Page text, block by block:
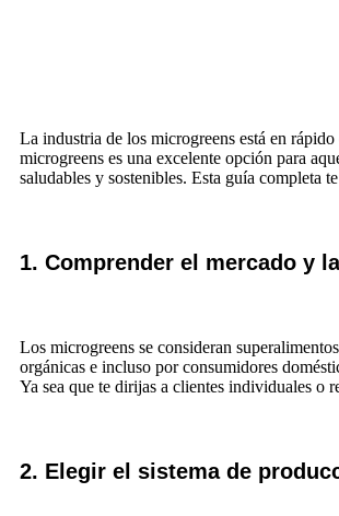
La industria de los microgreens está en
microgreens es una excelente opción para
saludables y sostenibles. Esta guía completa
1. Comprender el mercado y
Los microgreens se consideran
orgánicas e incluso por consumidores
Ya sea que te dirijas a clientes individuales o
2. Elegir el sistema de